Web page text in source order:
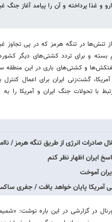
و غذا پرداخته و آن را پیامد آغاز جنگ
خبرآنلاین، ‌ با گذشت ۶۵ روز از تنش‌ها در تنگه هرمز که
بسته و برای تردد کشتی‌های دیگر
حدود ۲۰ هزار ملوان نفتکش‌ها و کشتی‌های باری در
گشت‌زنی ایران برای اعمال
با تحولات جنگ ایران و آمریکا را
صادرات انرژی از طریق تنگه هرمز /
ایران اظهار نظر کنم
آموخت
آمریکا پایان خواهد یافت / جفری
در گزارشی در این باره نوشت: